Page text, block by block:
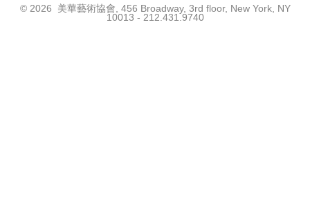
© 2026 美華藝術協會, 456 Broadway, 3rd floor, New York, NY
10013 - 212.431.9740